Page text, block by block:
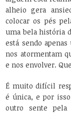
alheio gera
colocar os pés
uma bela história
está sendo
nos atormentam
e nos envolver.
É muito difícil
é única, e por
outro sente pela